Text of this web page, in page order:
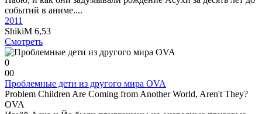
событий в аниме....
2011
ShikiM 6,53
Смотреть
0
00
Проблемные дети из другого мира OVA
Problem Children Are Coming from Another World, Aren't They?
OVA